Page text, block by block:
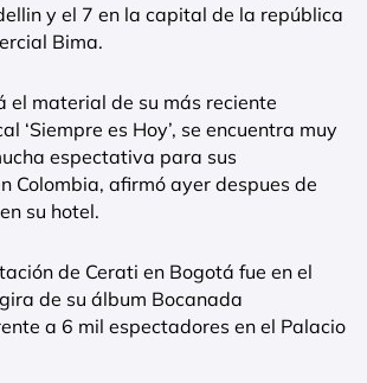
y el 7 en la capital de la república
Bima.
el material de su más reciente
‘Siempre es Hoy’, se encuentra muy
espectativa para sus
Colombia, afirmó ayer despues de
su hotel.
de Cerati en Bogotá fue en el
de su álbum Bocanada
a 6 mil espectadores en el Palacio